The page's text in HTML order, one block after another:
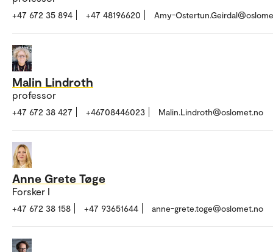
+47 672 35 894 +47 48196620 Amy-
Malin Lindroth
professor
+47 672 38 427 +46708446023 Malin.Lindroth@oslomet.no
Anne Grete Tøge
Forsker I
+47 672 38 158 +47 93651644 anne-grete.toge@oslomet.no